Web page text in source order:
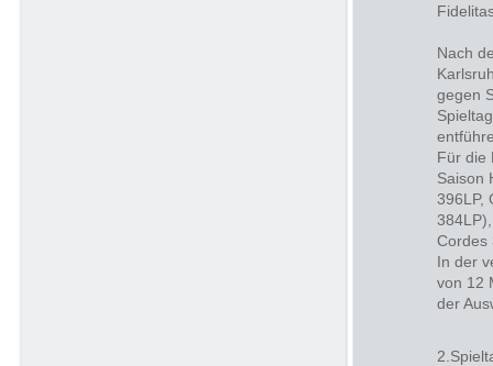
Nach
gegen
Für die
Saison
396LP,
Cordes
In der
von 12
der